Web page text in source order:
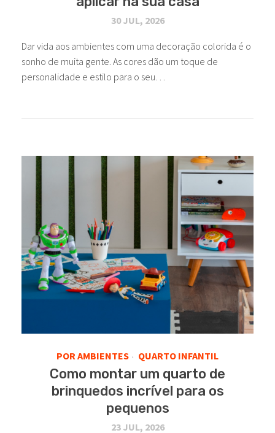
30 JUL, 2026
Dar vida aos ambientes com uma decoração colorida é o
sonho de muita gente. As cores dão um toque de
personalidade e estilo para o seu…
POR AMBIENTES • QUARTO INFANTIL
Como montar um quarto de
brinquedos incrível para os
pequenos
23 JUL, 2026